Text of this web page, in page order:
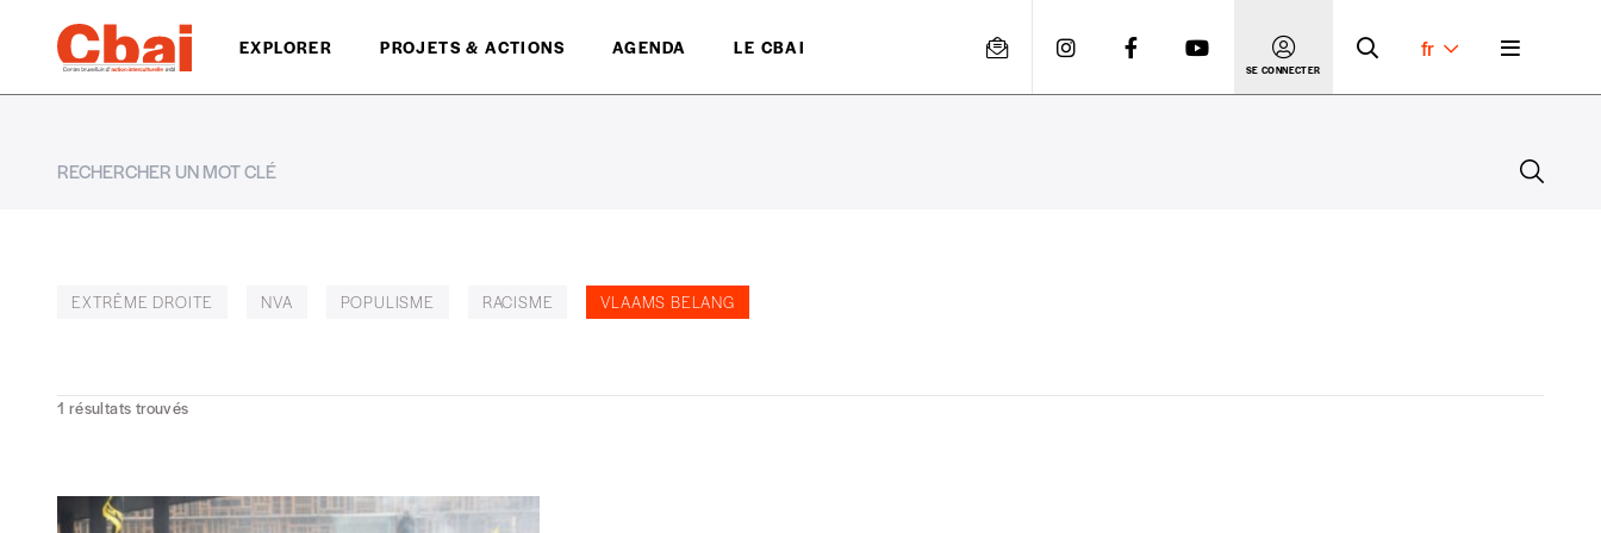
EXPLORER PROJETS & ACTIONS AGENDA LE CBAI
SE CONNECTER
fr
EXTRÊME DROITE NVA POPULISME RACISME VLAAMS BELANG
1 résultats trouvés